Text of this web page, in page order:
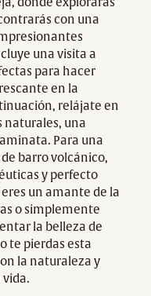
con una
una visita a
para hacer
en la
relájate en
naturales, una
Para una
barro volcánico,
y perfecto
un amante de la
o simplemente
la belleza de
te pierdas esta
la naturaleza y
vida.